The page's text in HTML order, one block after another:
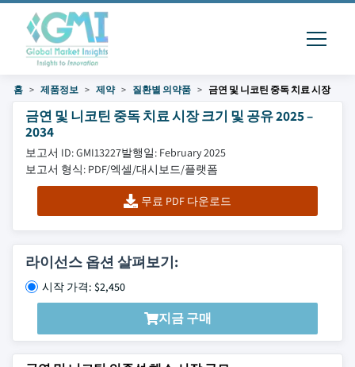
홈 제품정보 제약 질환별 의약품 금연 및 니코틴 중독 치료 시장
금연 및 니코틴 중독 치료 시장 크기 및 공유 2025 –
2034
보고서 ID: GMI13227발행일: February 2025
보고서 형식: PDF/엑셀/대시보드/플랫폼
무료 PDF 다운로드
라이선스 옵션 살펴보기:
시작 가격: $2,450
지금 구매